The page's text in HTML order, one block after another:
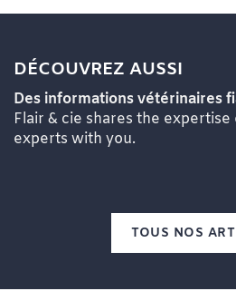
DÉCOUVREZ AUSSI
Des informations vétérinaires
Flair & cie shares the
experts with you.
TOUS NOS